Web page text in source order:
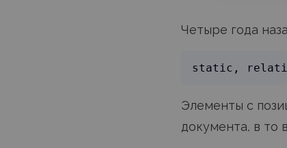
Четыре года
Элементы с
документа, в то